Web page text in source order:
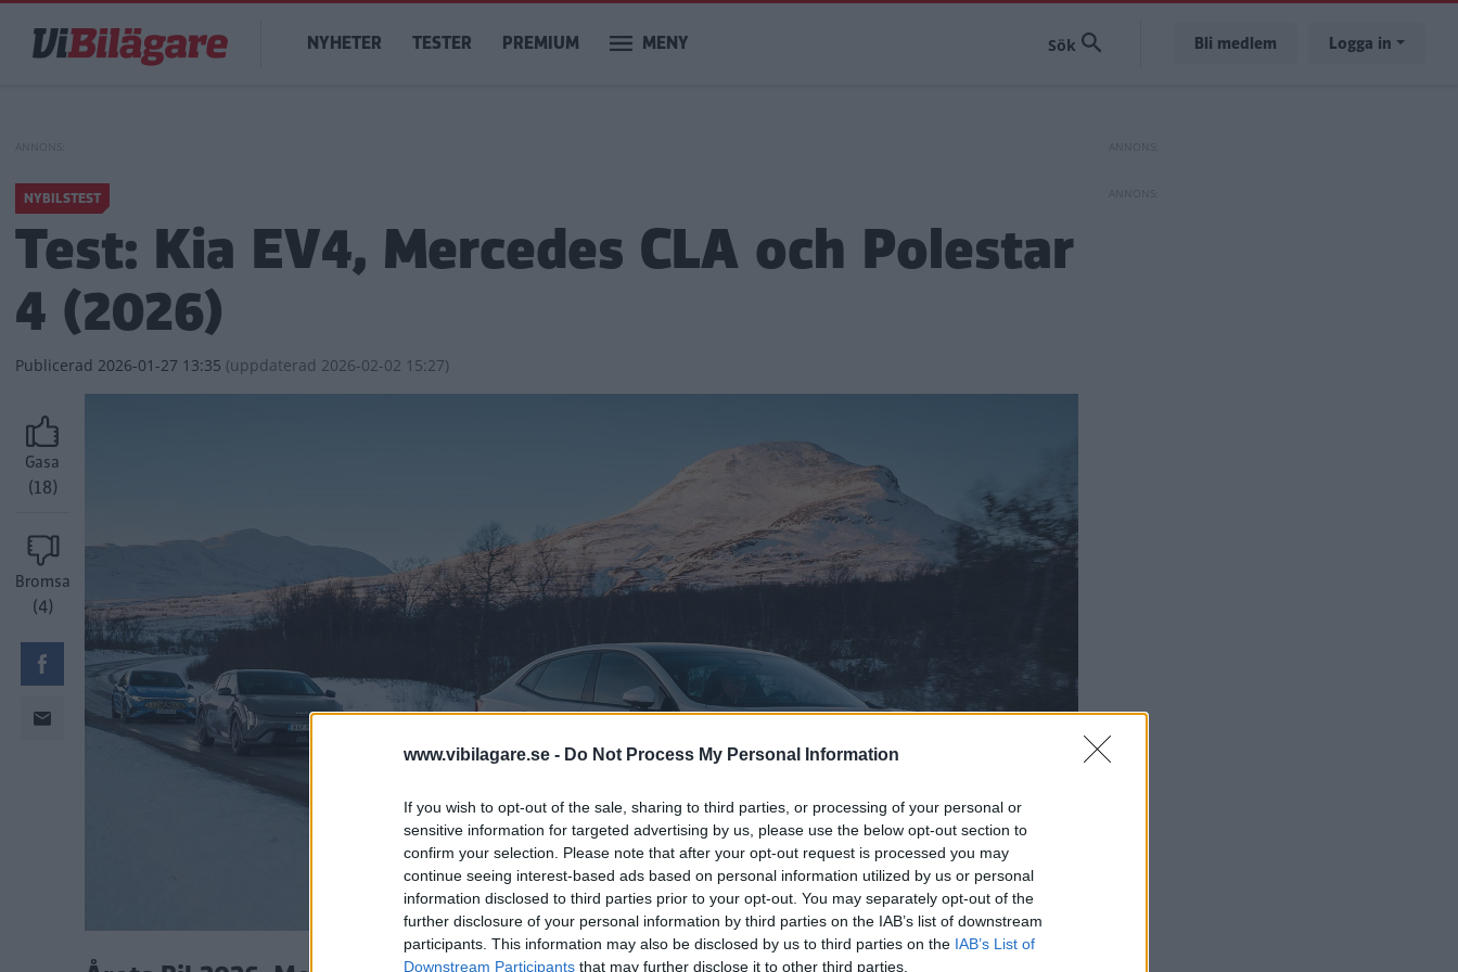
www.vibilagare.se - Do Not Process My Personal Information
If you wish to opt-out of the sale, sharing to third parties, or processing of your personal or
sensitive information for targeted advertising by us, please use the below opt-out section to
confirm your selection. Please note that after your opt-out request is processed you may
continue seeing interest-based ads based on personal information utilized by us or personal
information disclosed to third parties prior to your opt-out. You may separately opt-out of the
further disclosure of your personal information by third parties on the IAB’s list of downstream
participants. This information may also be disclosed by us to third parties on the IAB’s List of
Downstream Participants that may further disclose it to other third parties.
huvudinnehåll
Main
navigation
NYHETER TESTER PREMIUM MENY Bli medlem Logga in
NYBILSTEST
Test: Kia EV4, Mercedes CLA och Polestar
4 (2026)
Publicerad 2026-01-27 13:35 (uppdaterad 2026-02-02 15:27)
Gasa
(18)
Bromsa
(4)